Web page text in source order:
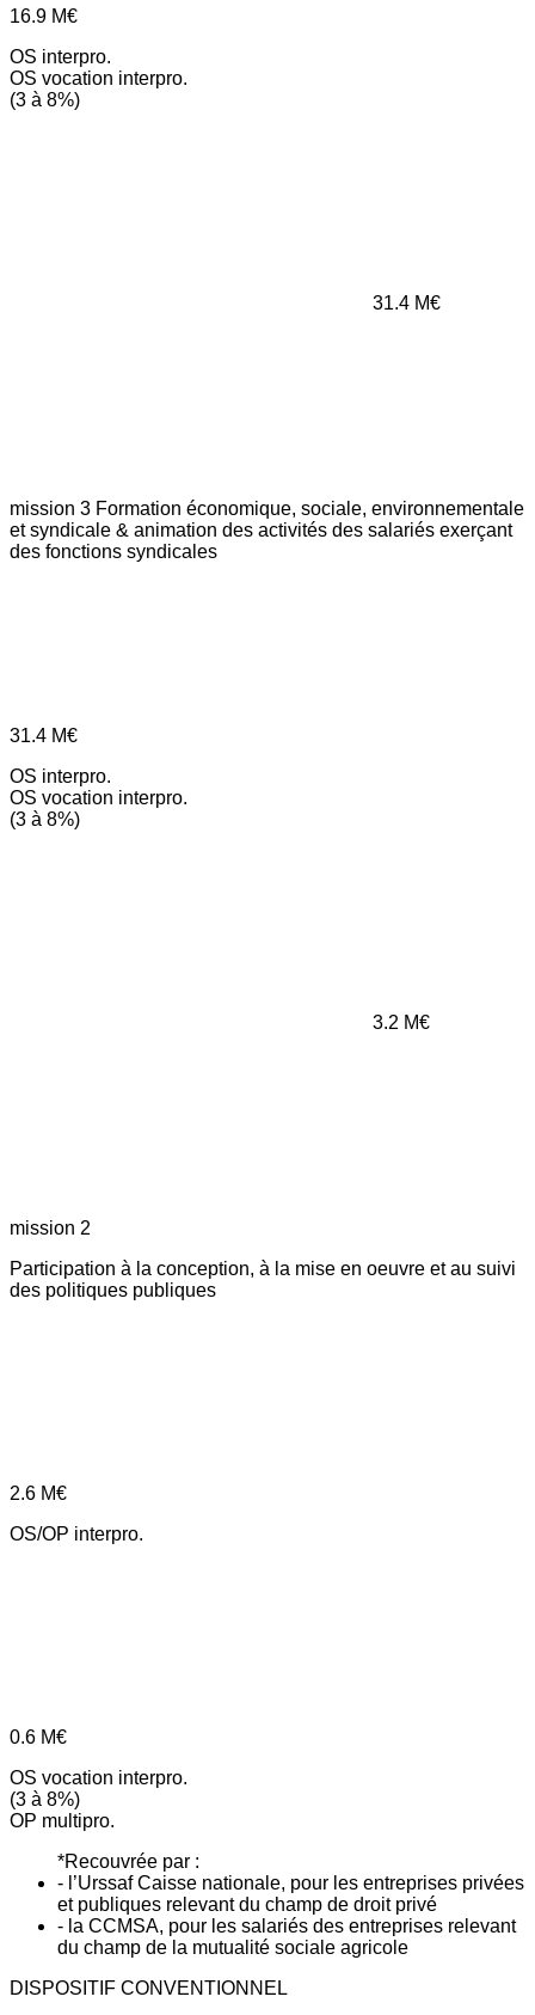
16.9 M€
OS interpro.
OS vocation interpro.
(3 à 8%)
31.4 M€
mission 3 Formation économique, sociale, environnementale
et syndicale & animation des activités des salariés exerçant
des fonctions syndicales
31.4 M€
OS interpro.
OS vocation interpro.
(3 à 8%)
3.2 M€
mission 2
Participation à la conception, à la mise en oeuvre et au suivi
des politiques publiques
2.6 M€
OS/OP interpro.
0.6 M€
OS vocation interpro.
(3 à 8%)
OP multipro.
*Recouvrée par :
- l’Urssaf Caisse nationale, pour les entreprises privées
et publiques relevant du champ de droit privé
- la CCMSA, pour les salariés des entreprises relevant
du champ de la mutualité sociale agricole
DISPOSITIF CONVENTIONNEL